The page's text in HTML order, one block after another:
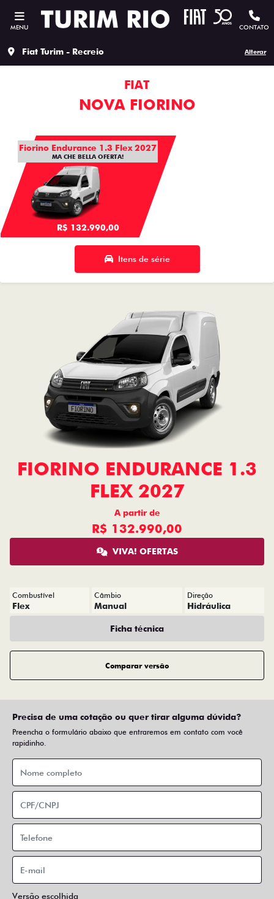
MENU CONTATO
Fiat Turim - Recreio Alterar
FIAT
NOVA FIORINO
Fiorino Endurance 1.3 Flex 2027
MA CHE BELLA OFERTA!
R$ 132.990,00
Itens de série
FIORINO ENDURANCE 1.3
FLEX 2027
A partir de
R$ 132.990,00
VIVA! OFERTAS
Combustível
Flex
Câmbio
Manual
Direção
Hidráulica
Ficha técnica
Comparar versão
Precisa de uma cotação ou quer tirar alguma dúvida?
Preencha o formulário abaixo que entraremos em contato com você
rapidinho.
Versão escolhida